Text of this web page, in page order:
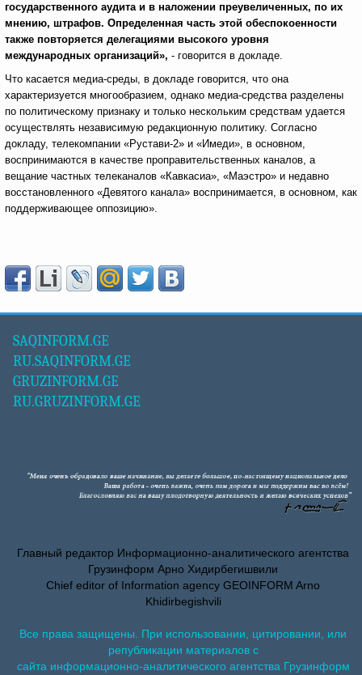
государственного аудита и в наложении преувеличенных, по их
мнению, штрафов. Определенная часть этой обеспокоенности
также повторяется делегациями высокого уровня
международных организаций», - говорится в докладе.
Что касается медиа-среды, в докладе говорится, что она
характеризуется многообразием, однако медиа-средства разделены
по политическому признаку и только нескольким средствам удается
осуществлять независимую редакционную политику. Согласно
докладу, телекомпании «Рустави-2» и «Имеди», в основном,
воспринимаются в качестве проправительственных каналов, а
вещание частных телеканалов «Кавкасиа», «Маэстро» и недавно
восстановленного «Девятого канала» воспринимается, в основном, как
поддерживающее оппозицию».
SAQINFORM.GE
RU.SAQINFORM.GE
GRUZINFORM.GE
RU.GRUZINFORM.GE
Главный редактор Информационно-аналитического агентства
Грузинформ Арно Хидирбегишвили
Chief editor of Information agency GEOINFORM Arno
Khidirbegishvili
Все права защищены. При использовании, цитировании, или
републикации материалов с
сайта информационно-аналитического агентства Грузинформ